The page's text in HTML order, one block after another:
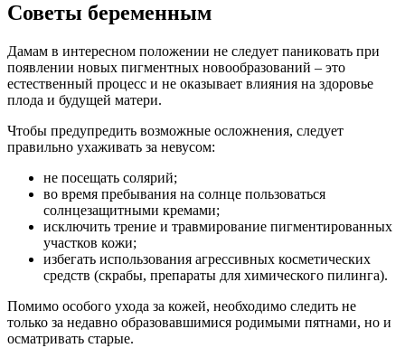
Советы беременным
Дамам в интересном положении не следует паниковать при
появлении новых пигментных новообразований – это
естественный процесс и не оказывает влияния на здоровье
плода и будущей матери.
Чтобы предупредить возможные осложнения, следует
правильно ухаживать за невусом:
не посещать солярий;
во время пребывания на солнце пользоваться
солнцезащитными кремами;
исключить трение и травмирование пигментированных
участков кожи;
избегать использования агрессивных косметических
средств (скрабы, препараты для химического пилинга).
Помимо особого ухода за кожей, необходимо следить не
только за недавно образовавшимися родимыми пятнами, но и
осматривать старые.